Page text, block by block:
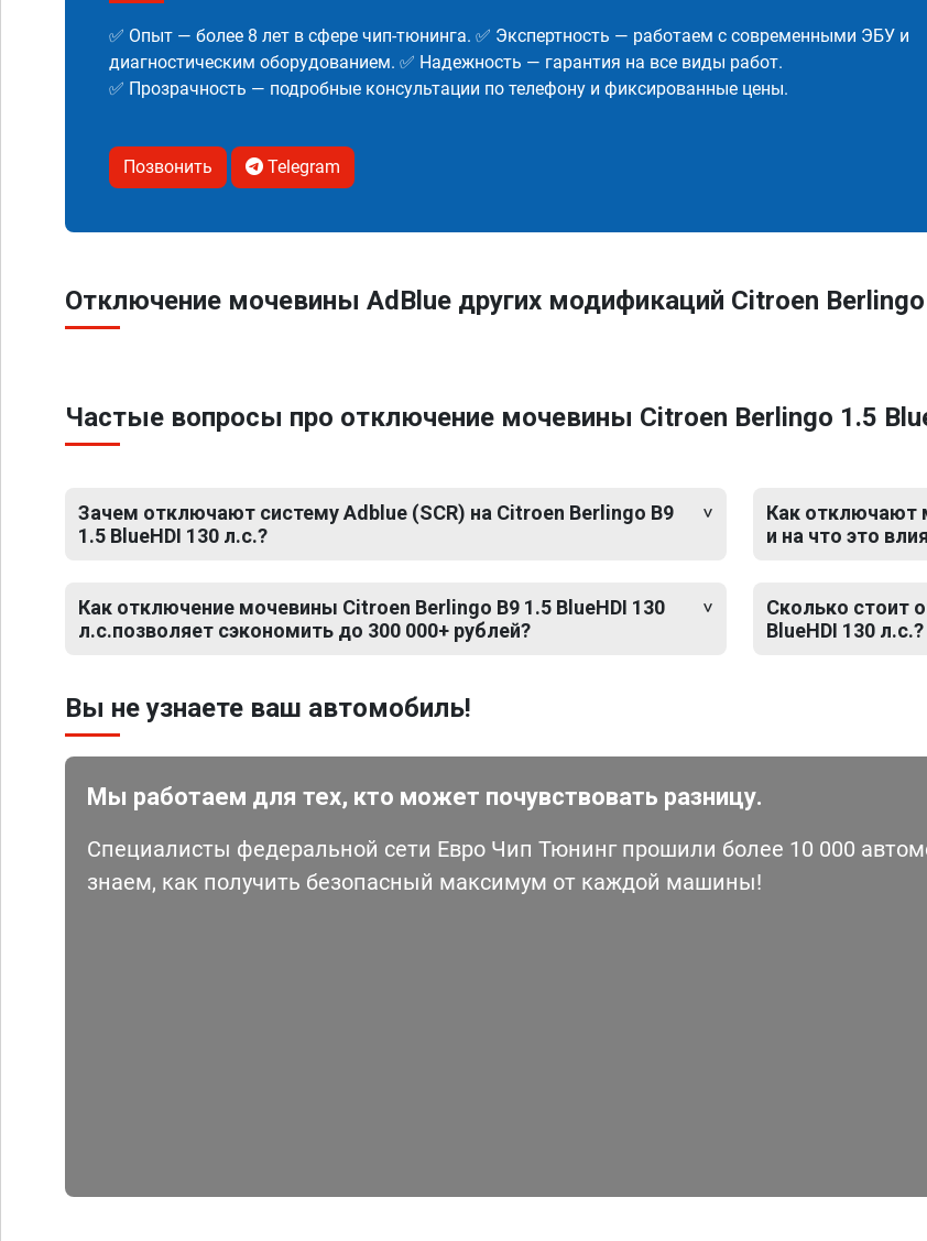
✅ Опыт — более 8 лет в сфере чип-тюнинга. ✅ Экспертность — работаем с современными ЭБУ и
диагностическим оборудованием. ✅ Надежность — гарантия на все виды работ.
✅ Прозрачность — подробные консультации по телефону и фиксированные цены.
Позвонить Telegram
Отключение мочевины AdBlue других модификаций Citroen
Частые вопросы про отключение мочевины Citroen Berlingo 1.5
Зачем отключают систему Adblue (SCR) на Citroen Berlingo B9
1.5 BlueHDI 130 л.с.?
Как отключение мочевины Citroen Berlingo B9 1.5 BlueHDI 130
л.с.позволяет сэкономить до 300 000+ рублей?
Как отключают
и на что это
Сколько стоит
BlueHDI 130 л.с.?
Вы не узнаете ваш автомобиль!
Мы работаем для тех, кто может почувствовать разницу.
Специалисты федеральной сети Евро Чип Тюнинг прошили более 10 000
знаем, как получить безопасный максимум от каждой машины!